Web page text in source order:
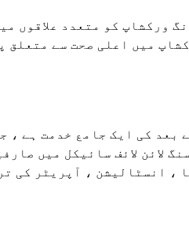
ورکشاپ کو متعدد علاقوں
میں اعلی صحت سے متعلق
کی ایک جامع خدمت ہے ،
لائن لائف سائیکل میں
، انسٹالیشن ، آپریٹر کی